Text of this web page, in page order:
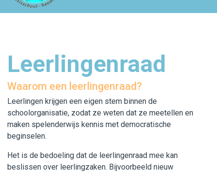
Team
Opvang
Downloads
Werken bij WijWijzer
Contact en inschrijving
Leerlingenraad
Waarom een leerlingenraad?
Leerlingen krijgen een eigen stem binnen de
schoolorganisatie, zodat ze weten dat ze meetellen en
maken spelenderwijs kennis met democratische
beginselen.
Het is de bedoeling dat de leerlingenraad mee kan
beslissen over leerlingzaken. Bijvoorbeeld nieuw